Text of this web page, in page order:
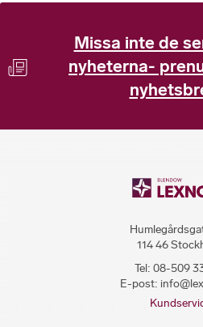
Missa inte de
nyheterna-
114 46
Tel: 08-509
E-post: